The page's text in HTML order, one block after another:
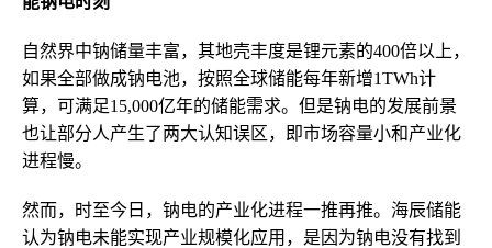
自然界中钠储量丰富，其地壳丰度是锂元素的400倍以上，
如果全部做成钠电池，按照全球储能每年新增1TWh计
算，可满足15,000亿年的储能需求。但是钠电的发展前景
也让部分人产生了两大认知误区，即市场容量小和产业化
进程慢。
然而，时至今日，钠电的产业化进程一推再推。海辰储能
认为钠电未能实现产业规模化应用，是因为钠电没有找到